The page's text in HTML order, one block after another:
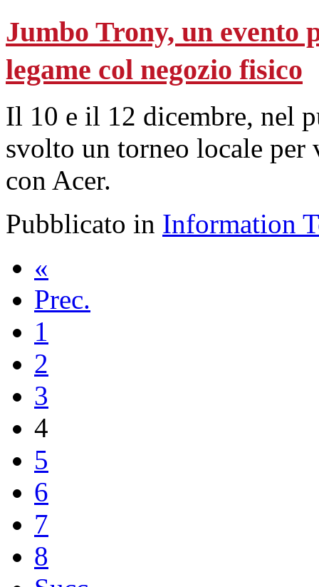
Jumbo Trony, un evento
legame col negozio fisico
Il 10 e il 12 dicembre, nel
svolto un torneo locale
con Acer.
Pubblicato in Information
«
Prec.
1
2
3
4
5
6
7
8